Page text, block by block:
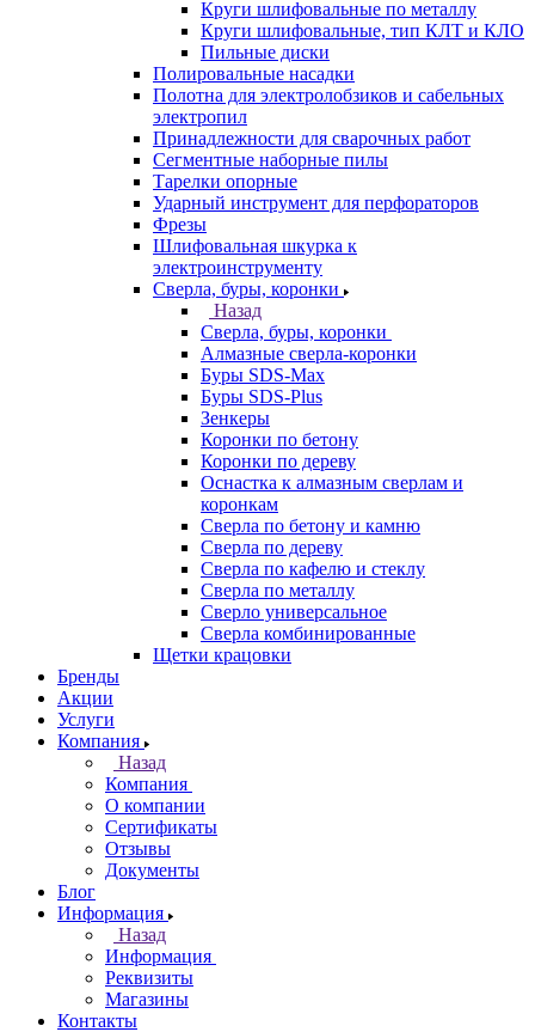
Круги шлифовальные по металлу
Круги шлифовальные, тип КЛТ и КЛО
Пильные диски
Полировальные насадки
Полотна для электролобзиков и сабельных
электропил
Принадлежности для сварочных работ
Сегментные наборные пилы
Тарелки опорные
Ударный инструмент для перфораторов
Фрезы
Шлифовальная шкурка к
электроинструменту
Сверла, буры, коронки
Назад
Сверла, буры, коронки
Алмазные сверла-коронки
Буры SDS-Max
Буры SDS-Plus
Зенкеры
Коронки по бетону
Коронки по дереву
Оснастка к алмазным сверлам и
коронкам
Сверла по бетону и камню
Сверла по дереву
Сверла по кафелю и стеклу
Сверла по металлу
Сверло универсальное
Сверла комбинированные
Щетки крацовки
Бренды
Акции
Услуги
Компания
Назад
Компания
О компании
Сертификаты
Отзывы
Документы
Блог
Информация
Назад
Информация
Реквизиты
Магазины
Контакты